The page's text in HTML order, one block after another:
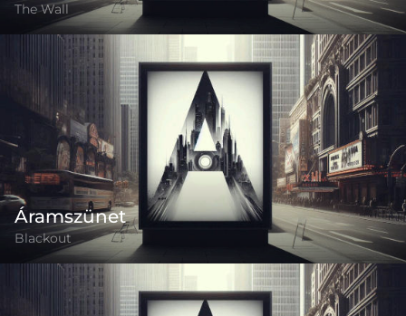
The Wall
Áramszünet
Blackout